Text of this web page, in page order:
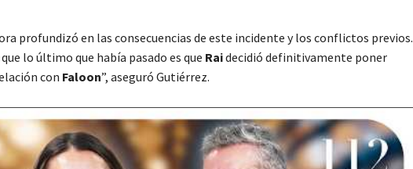
profundizó en las consecuencias de este incidente y los conflictos previos.
lo último que había pasado es que Raidecidió definitivamente poner
con Faloon”, aseguró Gutiérrez.